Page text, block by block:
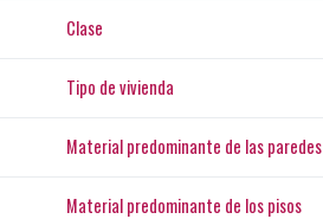
Clase
Tipo de vivienda
Material predominante de las
Material predominante de los pisos